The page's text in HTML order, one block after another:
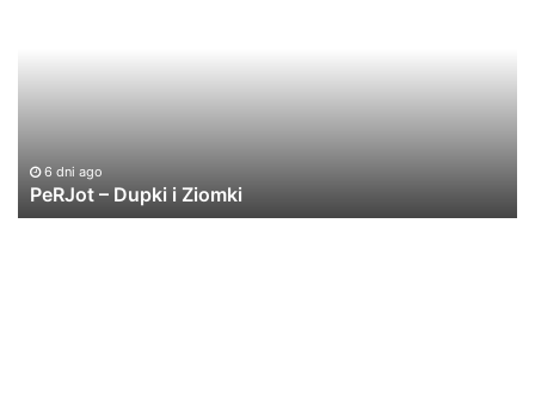
6 dni ago
PeRJot – Dupki i Ziomki